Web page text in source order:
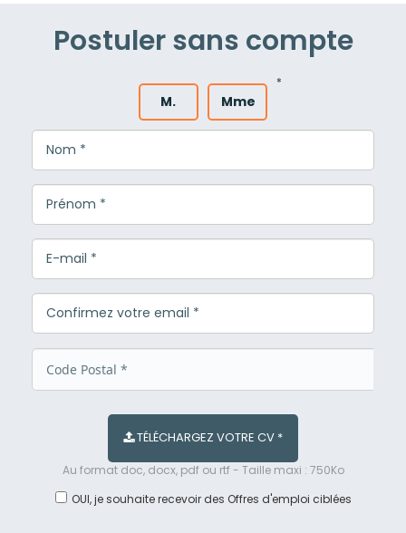
Postuler sans compte
M. Mme
*
TÉLÉCHARGEZ VOTRE CV *
Au format doc, docx, pdf ou rtf - Taille maxi : 750Ko
OUI, je souhaite recevoir des Offres d'emploi ciblées